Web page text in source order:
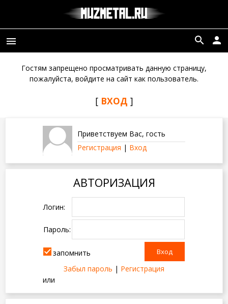
menu person
search
Гостям запрещено просматривать данную страницу,
пожалуйста, войдите на сайт как пользователь.
[ ВХОД ]
Приветствуем Вас, гость
Регистрация | Вход
АВТОРИЗАЦИЯ
Логин:
Пароль:
запомнить
Забыл пароль | Регистрация
или